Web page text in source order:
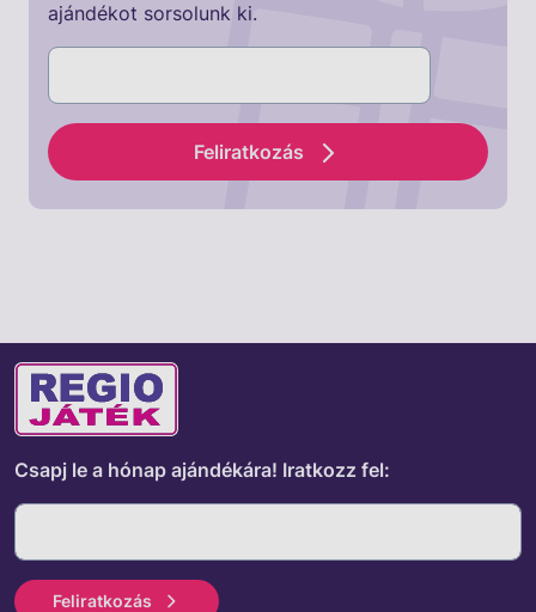
ajándékot sorsolunk ki.
Feliratkozás
Csapj le a hónap ajándékára! Iratkozz fel:
Feliratkozás